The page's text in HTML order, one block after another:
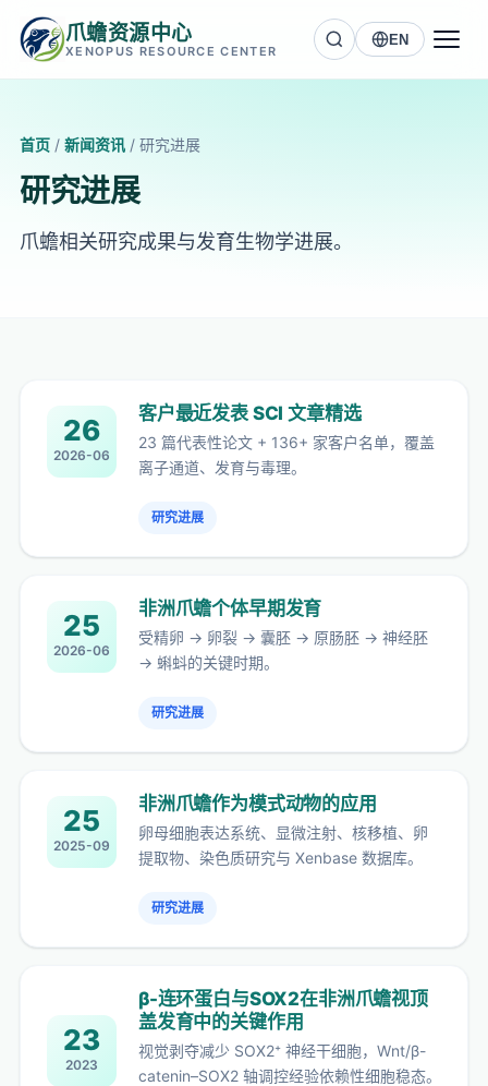
爪蟾资源中心
XENOPUS RESOURCE CENTER
EN
首页 / 新闻资讯 / 研究进展
研究进展
爪蟾相关研究成果与发育生物学进展。
26
2026-06
客户最近发表 SCI 文章精选
23 篇代表性论文 + 136+ 家客户名单，覆盖
离子通道、发育与毒理。
研究进展
25
2026-06
非洲爪蟾个体早期发育
受精卵 → 卵裂 → 囊胚 → 原肠胚 → 神经胚
→ 蝌蚪的关键时期。
研究进展
25
2025-09
非洲爪蟾作为模式动物的应用
卵母细胞表达系统、显微注射、核移植、卵
提取物、染色质研究与 Xenbase 数据库。
研究进展
23
2023
β-连环蛋白与SOX2在非洲爪蟾视顶
盖发育中的关键作用
视觉剥夺减少 SOX2⁺ 神经干细胞，Wnt/β-
catenin–SOX2 轴调控经验依赖性细胞稳态。